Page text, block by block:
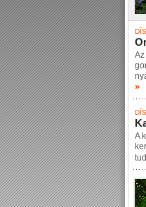
»
A